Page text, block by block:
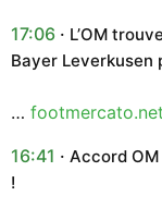
17:06
L’OM
Bayer Leverkusen
… footmercato.net
16:41
Accord
!